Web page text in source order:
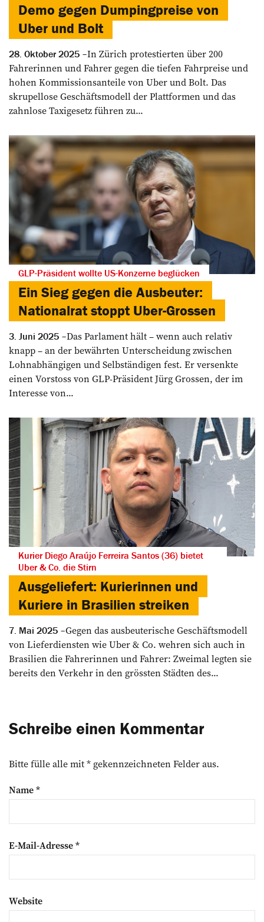
Demo gegen Dumpingpreise von
Uber und Bolt
28. Oktober 2025
In Zürich protestierten über 200
Fahrerinnen und Fahrer gegen die tiefen Fahrpreise und
hohen Kommissions­anteile von Uber und Bolt. Das
skrupellose Geschäftsmodell der Plattformen und das
zahnlose Taxigesetz führen zu...
GLP-Präsident wollte US-Konzerne beglücken
Ein Sieg gegen die Ausbeuter:
Nationalrat stoppt Uber-Grossen
3. Juni 2025
Das Parlament hält – wenn auch relativ
knapp – an der bewährten Unterscheidung zwischen
Lohnabhängigen und Selbständigen fest. Er versenkte
einen Vorstoss von GLP-Präsident Jürg Grossen, der im
Interesse von...
Kurier Diego Araújo Ferreira Santos (36) bietet
Uber & Co. die Stirn
Ausgeliefert: Kurierinnen und
Kuriere in Brasilien streiken
7. Mai 2025
Gegen das ­ausbeuterische Geschäftsmodell
von Liefer­diensten wie Uber & Co. ­wehren sich auch in
Brasilien die Fahrerinnen und Fahrer: Zweimal legten sie
bereits den Verkehr in den grössten ­Städten des...
Schreibe einen Kommentar
Bitte fülle alle mit * gekennzeichneten Felder aus.
Name*
E-Mail-Adresse*
Website